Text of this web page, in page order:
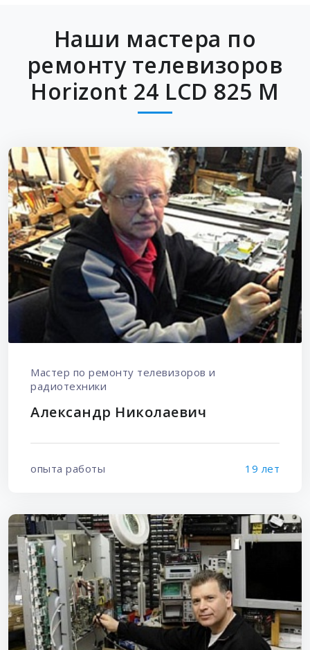
Наши мастера по
ремонту телевизоров
Horizont 24 LCD 825 M
Мастер по ремонту телевизоров и
радиотехники
Александр Николаевич
опыта работы 19 лет